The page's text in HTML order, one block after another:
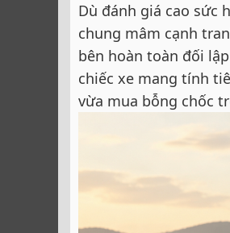
Dù đánh giá cao sức
chung mâm cạnh
bên hoàn toàn đối
chiếc xe mang tính
vừa mua bỗng chốc